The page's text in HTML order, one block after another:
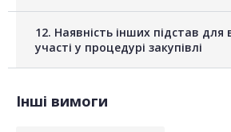
12. Наявність інших підстав для
участі у процедурі закупівлі
Інші вимоги